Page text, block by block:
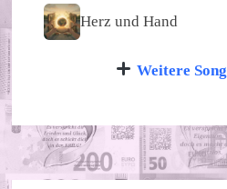
Herz und Hand
Weitere